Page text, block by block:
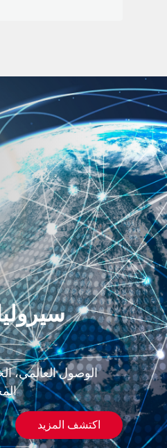
الوصول العالمي،
اكتشف المزيد